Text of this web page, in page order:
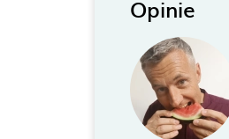
Opinie